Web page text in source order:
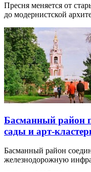
Пресня меняется от
до модернистской
Басманный район
сады и арт-
Басманный район
железнодорожную